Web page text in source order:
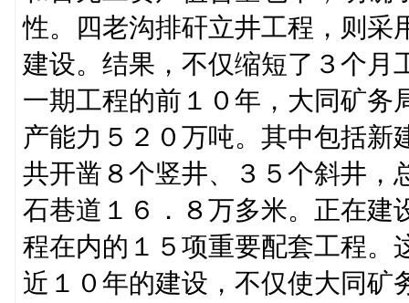
性。四老沟排矸立井工程，则采
建设。结果，不仅缩短了３个月
一期工程的前１０年，大同矿务
产能力５２０万吨。其中包括新
共开凿８个竖井、３５个斜井，
石巷道１６．８万多米。正在建
程在内的１５项重要配套工程。
近１０年的建设，不仅使大同矿